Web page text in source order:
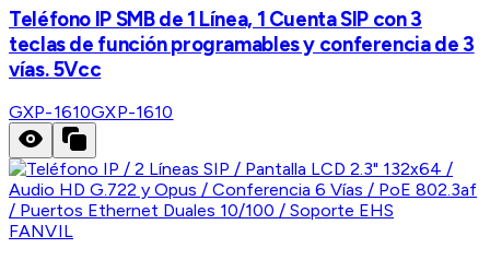
Teléfono IP SMB de 1 Línea, 1 Cuenta SIP con 3
teclas de función programables y conferencia de 3
vías. 5Vcc
GXP-1610GXP-1610
FANVIL